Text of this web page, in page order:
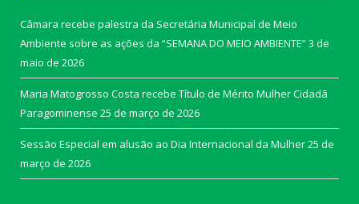
Câmara recebe palestra da Secretária Municipal de Meio
Ambiente sobre as ações da “SEMANA DO MEIO AMBIENTE”3 de
maio de 2026
Maria Matogrosso Costa recebe Título de Mérito Mulher Cidadã
Paragominense 25 de março de 2026
Sessão Especial em alusão ao Dia Internacional da Mulher25 de
março de 2026